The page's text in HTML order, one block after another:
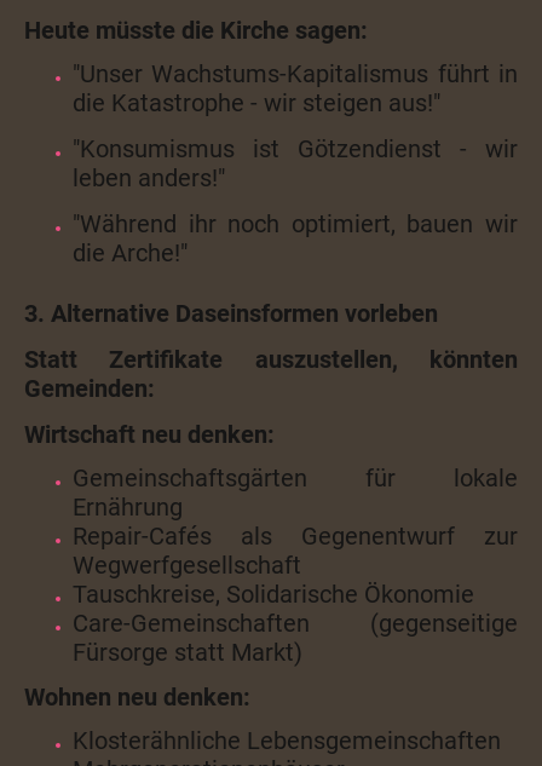
Heute müsste die Kirche sagen:
"Unser Wachstums-Kapitalismus führt in
die Katastrophe - wir steigen aus!"
"Konsumismus ist Götzendienst - wir
leben anders!"
"Während ihr noch optimiert, bauen wir
die Arche!"
3. Alternative Daseinsformen vorleben
Statt Zertifikate auszustellen, könnten
Gemeinden:
Wirtschaft neu denken:
Gemeinschaftsgärten für lokale
Ernährung
Repair-Cafés als Gegenentwurf zur
Wegwerfgesellschaft
Tauschkreise, Solidarische Ökonomie
Care-Gemeinschaften (gegenseitige
Fürsorge statt Markt)
Wohnen neu denken:
Klosterähnliche Lebensgemeinschaften